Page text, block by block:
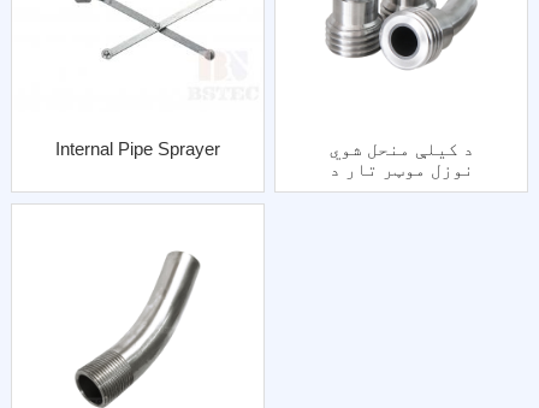
Internal Pipe Sprayer
د کیلې منحل شوي
نوزل ​​​​موټر تار د
فولاد جاکټ سره